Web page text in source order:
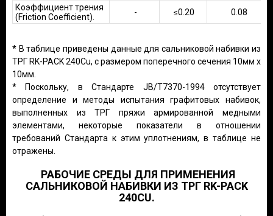
Коэффициент трения
(Friction Coefficient).
- ≤0.20 0.08
* В таблице приведены данные для сальниковой набивки из
ТРГ RK-PACK 240Cu, с размером поперечного сечения 10мм х
10мм.
* Поскольку, в Стандарте JB/T7370-1994 отсутствует
определение и методы испытания графитовых набивок,
выполненных из ТРГ пряжи армированной медными
элементами, некоторые показатели в отношении
требований Стандарта к этим уплотнениям, в таблице не
отражены.
РАБОЧИЕ СРЕДЫ ДЛЯ ПРИМЕНЕНИЯ
САЛЬНИКОВОЙ НАБИВКИ ИЗ ТРГ RK-PACK
240CU.